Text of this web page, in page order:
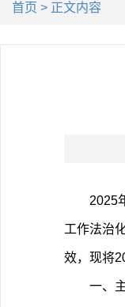
首页 > 正文内容
2025
工作法治
效，现将
一、